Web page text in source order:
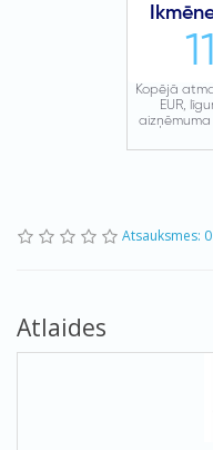
Atsauksmes: 0
Atlaides